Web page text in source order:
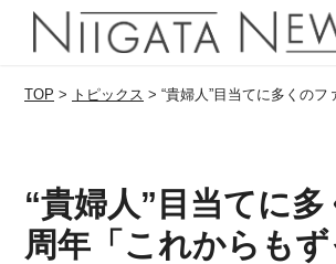
TOP > トピックス > “貴婦人”目当てに多くの
“貴婦人”目当てに
周年「これからも